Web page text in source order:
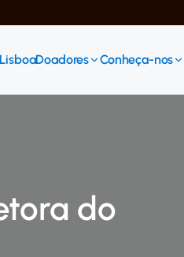
Doadores Conheça-nos
do